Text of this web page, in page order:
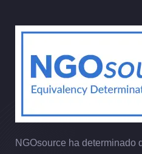
NGOsource ha determinado